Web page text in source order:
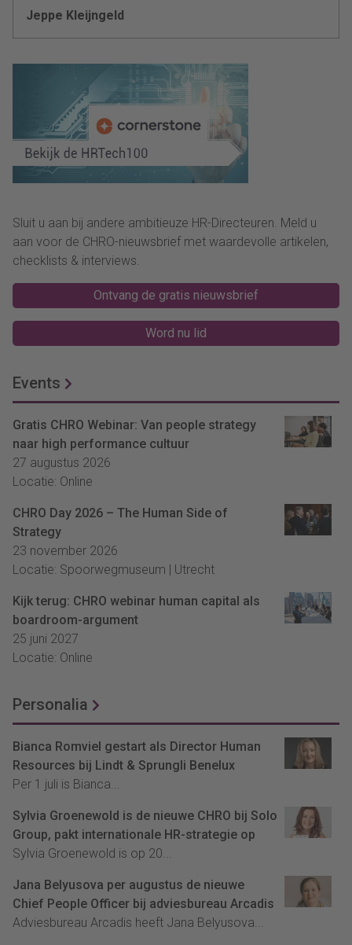
Jeppe Kleijngeld
Sluit u aan bij andere ambitieuze HR-Directeuren. Meld u
aan voor de CHRO-nieuwsbrief met waardevolle artikelen,
checklists & interviews.
Ontvang de gratis nieuwsbrief
Word nu lid
Events
Gratis CHRO Webinar: Van people strategy
naar high performance cultuur
27 augustus 2026
Locatie: Online
CHRO Day 2026 – The Human Side of
Strategy
23 november 2026
Locatie: Spoorwegmuseum | Utrecht
Kijk terug: CHRO webinar human capital als
boardroom-argument
25 juni 2027
Locatie: Online
Personalia
Bianca Romviel gestart als Director Human
Resources bij Lindt & Sprungli Benelux
Per 1 juli is Bianca...
Sylvia Groenewold is de nieuwe CHRO bij Solo
Group, pakt internationale HR-strategie op
Sylvia Groenewold is op 20...
Jana Belyusova per augustus de nieuwe
Chief People Officer bij adviesbureau Arcadis
Adviesbureau Arcadis heeft Jana Belyusova...